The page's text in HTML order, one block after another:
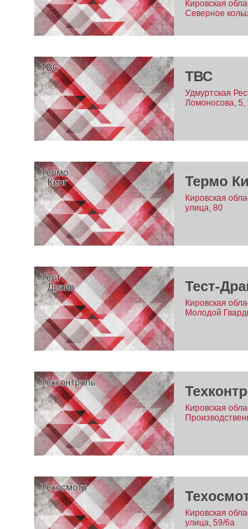
Кировская
Северное
ТВС
Удмуртская
Ломоносова, 5,
Термо
Кировская
улица, 80
Тест-
Кировская
Молодой
Кировская
Кировская
улица, 59/6а